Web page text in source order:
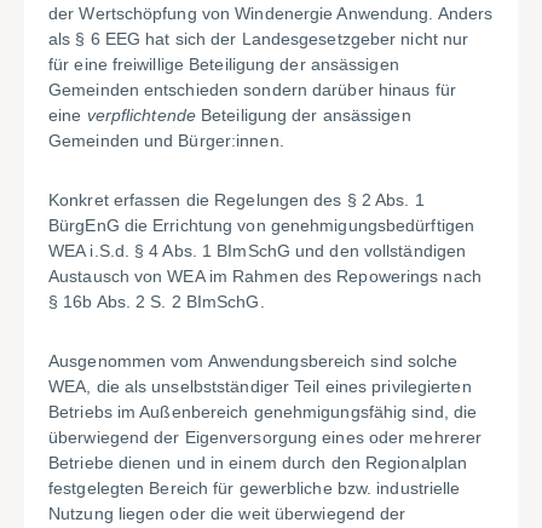
der Wertschöpfung von Windenergie Anwendung. Anders
als § 6 EEG hat sich der Landesgesetzgeber nicht nur
für eine freiwillige Beteiligung der ansässigen
Gemeinden entschieden sondern darüber hinaus für
eine verpflichtendeBeteiligung der ansässigen
Gemeinden und Bürger:innen.
Konkret erfassen die Regelungen des § 2 Abs. 1
BürgEnG die Errichtung von genehmigungsbedürftigen
WEA i.S.d. § 4 Abs. 1 BImSchG und den vollständigen
Austausch von WEA im Rahmen des Repowerings nach
§ 16b Abs. 2 S. 2 BImSchG.
Ausgenommen vom Anwendungsbereich sind solche
WEA, die als unselbstständiger Teil eines privilegierten
Betriebs im Außenbereich genehmigungsfähig sind, die
überwiegend der Eigenversorgung eines oder mehrerer
Betriebe dienen und in einem durch den Regionalplan
festgelegten Bereich für gewerbliche bzw. industrielle
Nutzung liegen oder die weit überwiegend der